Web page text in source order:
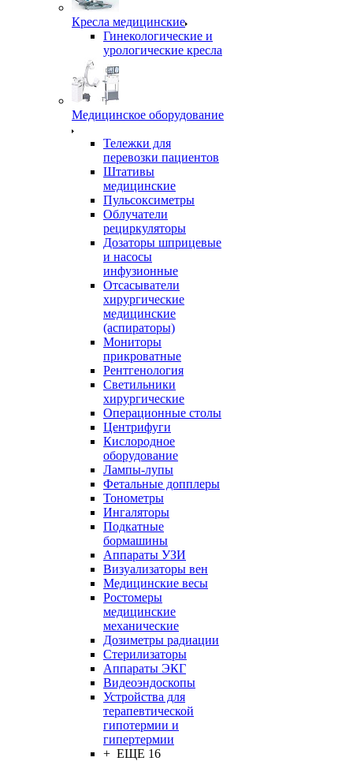
Кресла медицинские
Гинекологические и
урологические кресла
Медицинское оборудование
Тележки для
перевозки пациентов
Штативы
медицинские
Пульсоксиметры
Облучатели
рециркуляторы
Дозаторы шприцевые
и насосы
инфузионные
Отсасыватели
хирургические
медицинские
(аспираторы)
Мониторы
прикроватные
Рентгенология
Светильники
хирургические
Операционные столы
Центрифуги
Кислородное
оборудование
Лампы-лупы
Фетальные допплеры
Тонометры
Ингаляторы
Подкатные
бормашины
Аппараты УЗИ
Визуализаторы вен
Медицинские весы
Ростомеры
медицинские
механические
Дозиметры радиации
Стерилизаторы
Аппараты ЭКГ
Видеоэндоскопы
Устройства для
терапевтической
гипотермии и
гипертермии
+ ЕЩЕ 16